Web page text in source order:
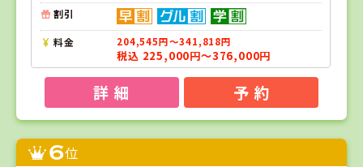
割引
料金 204,545円～341,818円
税込 225,000円～376,000円
詳 細 予 約
6位